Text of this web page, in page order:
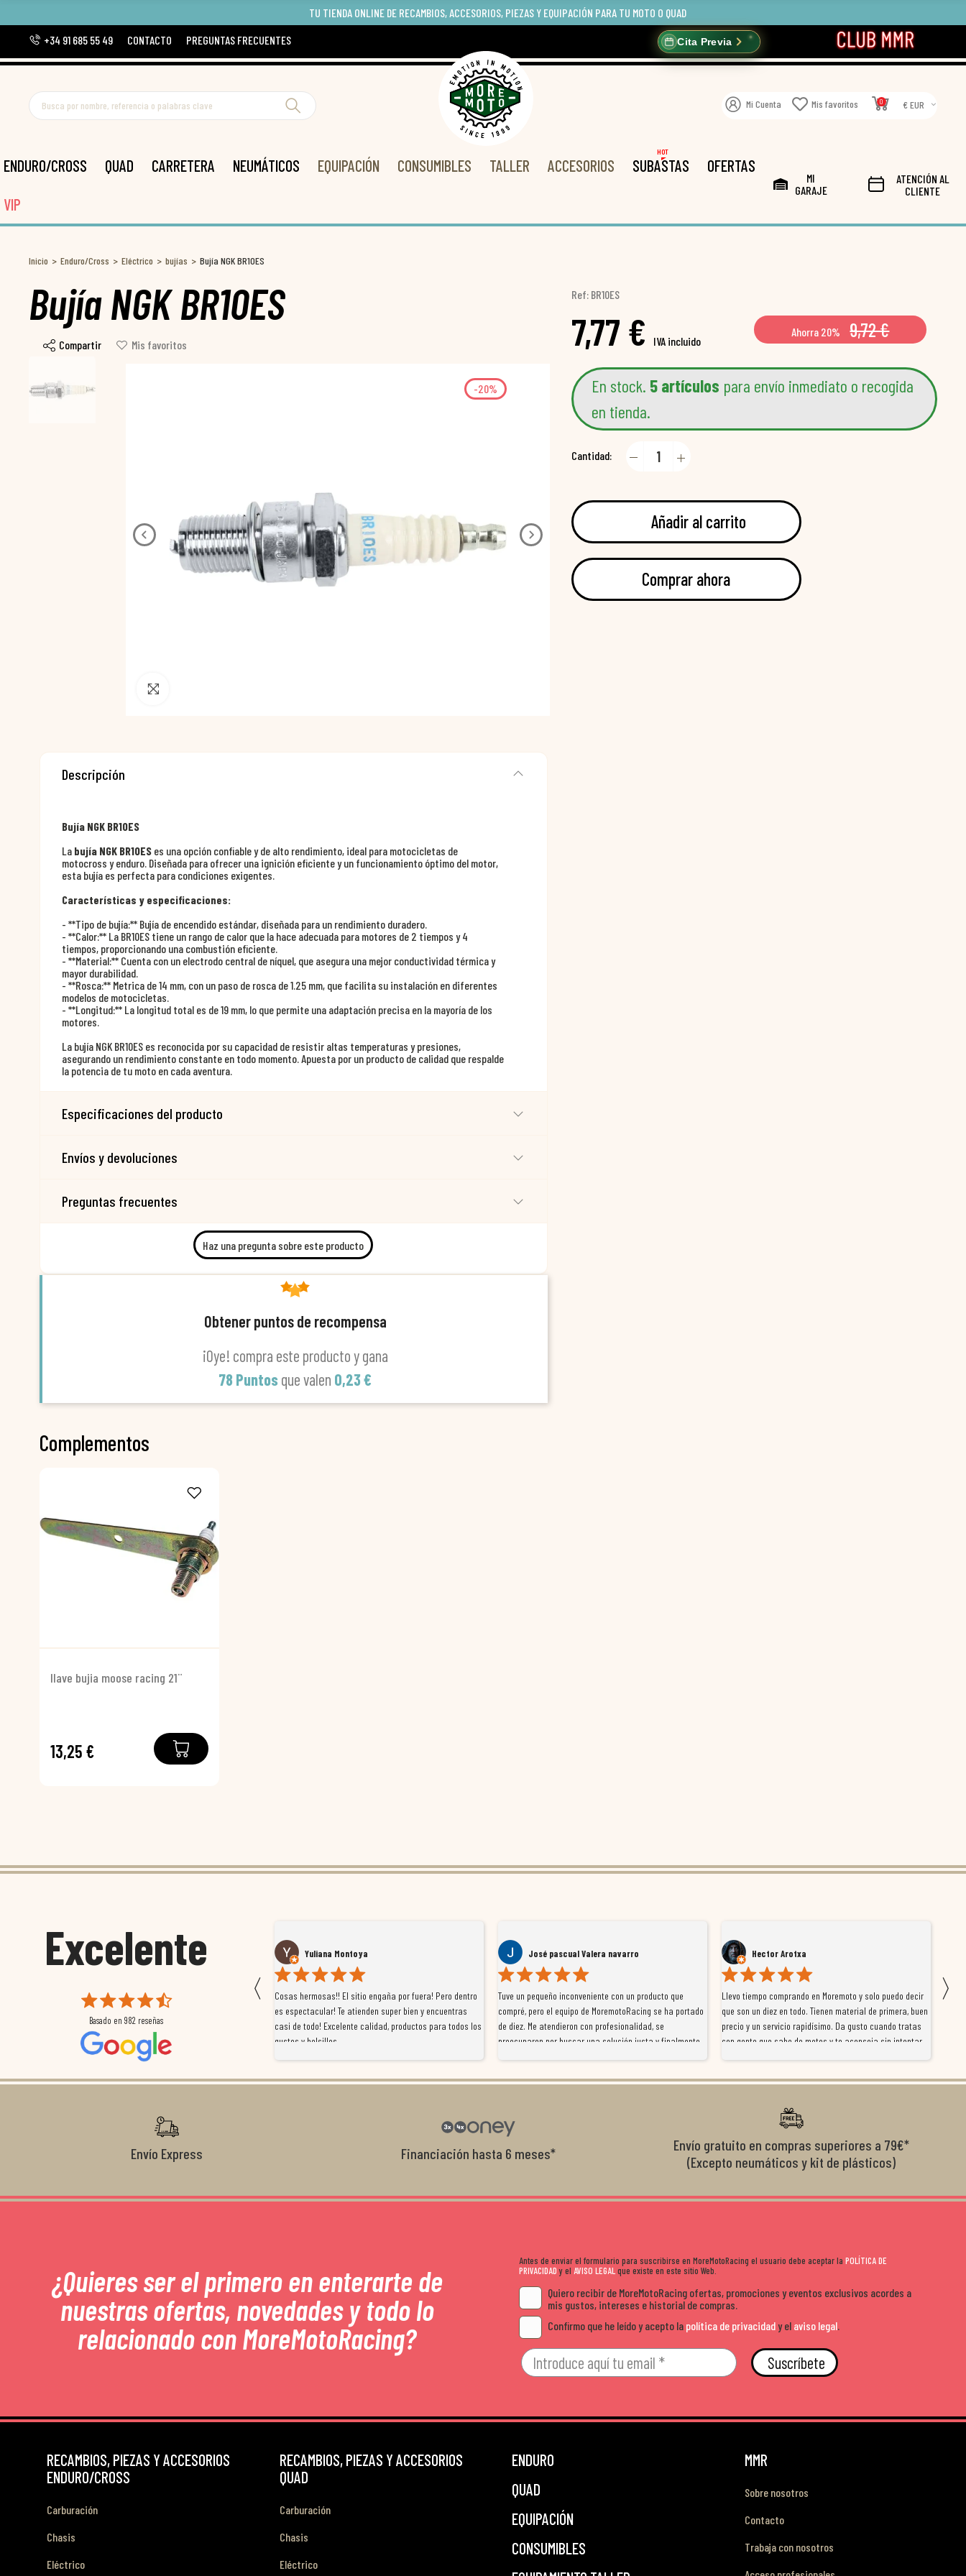
TU TIENDA ONLINE DE RECAMBIOS, ACCESORIOS, PIEZAS Y EQUIPACIÓN PARA TU MOTO O QUAD
+34 91 685 55 49
CONTACTO PREGUNTAS FRECUENTES Cita Previa
Mi Cuenta Mis favoritos 0 € EUR
ENDURO/CROSS QUAD CARRETERA NEUMÁTICOS EQUIPACIÓN CONSUMIBLES TALLER ACCESORIOS SUBASTAS
HOT
OFERTAS
VIP
MI
GARAJE
ATENCIÓN AL
CLIENTE
Inicio Enduro/Cross Eléctrico bujías Bujía NGK BR10ES
Bujía NGK BR10ES
Compartir Mis favoritos
Ref: BR10ES
7,77 € IVA incluido
Ahorra 20% 9,72 €
-20% En stock. 5 artículos para envío inmediato o recogida
en tienda.
Cantidad:
Añadir al carrito
Comprar ahora
Descripción
Bujía NGK BR10ES
La bujía NGK BR10ES es una opción confiable y de alto rendimiento, ideal para motocicletas de
motocross y enduro. Diseñada para ofrecer una ignición eficiente y un funcionamiento óptimo del motor,
esta bujía es perfecta para condiciones exigentes.
Características y especificaciones:
- **Tipo de bujía:** Bujía de encendido estándar, diseñada para un rendimiento duradero.
- **Calor:** La BR10ES tiene un rango de calor que la hace adecuada para motores de 2 tiempos y 4
tiempos, proporcionando una combustión eficiente.
- **Material:** Cuenta con un electrodo central de níquel, que asegura una mejor conductividad térmica y
mayor durabilidad.
- **Rosca:** Metrica de 14 mm, con un paso de rosca de 1.25 mm, que facilita su instalación en diferentes
modelos de motocicletas.
- **Longitud:** La longitud total es de 19 mm, lo que permite una adaptación precisa en la mayoría de los
motores.
La bujía NGK BR10ES es reconocida por su capacidad de resistir altas temperaturas y presiones,
asegurando un rendimiento constante en todo momento. Apuesta por un producto de calidad que respalde
la potencia de tu moto en cada aventura.
Especificaciones del producto
Envíos y devoluciones
Preguntas frecuentes
Haz una pregunta sobre este producto
Obtener puntos de recompensa
¡Oye! compra este producto y gana
78 Puntos que valen 0,23 €
Complementos
llave bujia moose racing 21¨
13,25 €
Excelente
Basado en 982 reseñas
〈
Susana García Luis
Magnífica atención al cliente. Tuvimos un pequeño
retraso en el pedido y desde el minuto uno se
preocuparon por ayudarnos en todo. Gracias a Sergio,
magnífico gestor... atento, amable, un servicio de 10.
Gracias de nuevo por todo!
Yuliana Montoya
Cosas hermosas!! El sitio engaña por fuera! Pero dentro
es espectacular! Te atienden super bien y encuentras
casi de todo! Excelente calidad, productos para todos los
gustos y bolsillos
José pascual Valera navarro
Tuve un pequeño inconveniente con un producto que
compré, pero el equipo de MoremotoRacing se ha portado
de diez. Me atendieron con profesionalidad, se
preocuparon por buscar una solución justa y finalmente
con el cliente, y me ofrecieron unas condiciones de
Hector Arotxa
Llevo tiempo comprando en Moremoto y solo puedo decir
que son un diez en todo. Tienen material de primera, buen
precio y un servicio rapidísimo. Da gusto cuando tratas
con gente que sabe de motos y te aconseja sin intentar
el cliente y que disfrutan lo que hacen. Si te gusta la
sitio. Calidad, rapidez y buen rollo. ??️
años
〉
Envío Express Financiación hasta 6 meses*
Envío gratuito en compras superiores a 79€*
(Excepto neumáticos y kit de plásticos)
¿Quieres ser el primero en enterarte de
nuestras ofertas, novedades y todo lo
relacionado con MoreMotoRacing?
Antes de enviar el formulario para suscribirse en MoreMotoRacing el usuario debe aceptar la POLÍTICA DE
PRIVACIDADy el AVISO LEGALque existe en este sitio Web.
Quiero recibir de MoreMotoRacing ofertas, promociones y eventos exclusivos acordes a
mis gustos, intereses e historial de compras.
Confirmo que he leído y acepto la política de privacidady el aviso legal.
Suscríbete
RECAMBIOS, PIEZAS Y ACCESORIOS
ENDURO/CROSS
Carburación
Chasis
Eléctrico
RECAMBIOS, PIEZAS Y ACCESORIOS
QUAD
Carburación
Chasis
Eléctrico
ENDURO
QUAD
EQUIPACIÓN
CONSUMIBLES
MMR
Sobre nosotros
Contacto
Trabaja con nosotros